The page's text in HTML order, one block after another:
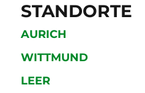
STANDORTE
AURICH
WITTMUND
LEER